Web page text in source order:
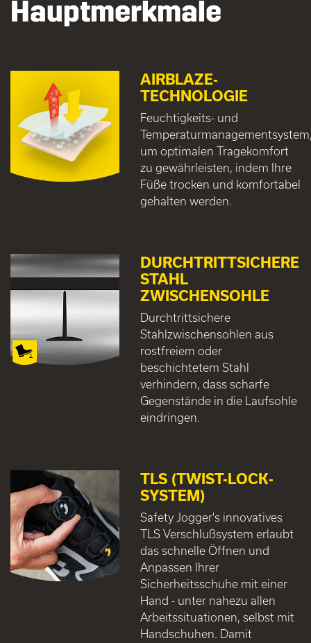
Hauptmerkmale
AIRBLAZE-
TECHNOLOGIE
Feuchtigkeits- und
um optimalen Tragekomfort
zu gewährleisten, indem Ihre
Füße trocken und komfortabel
gehalten werden.
DURCHTRITTSICHERE
STAHL
ZWISCHENSOHLE
Durchtrittsichere
Stahlzwischensohlen aus
rostfreiem oder
beschichtetem Stahl
verhindern, dass scharfe
Gegenstände in die Laufsohle
eindringen.
TLS (TWIST-LOCK-
SYSTEM)
Safety Jogger's innovatives
TLS Verschlußsystem erlaubt
das schnelle Öffnen und
Anpassen Ihrer
Sicherheitsschuhe mit einer
Hand - unter nahezu allen
Arbeitssituationen, selbst mit
Handschuhen. Damit